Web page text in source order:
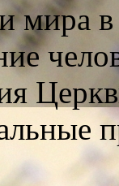
мира в